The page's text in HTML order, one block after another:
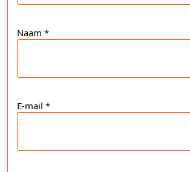
Naam *
E-mail *